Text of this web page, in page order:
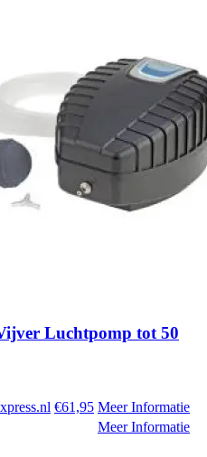
Luchtpomp tot 50
€61,95 Meer Informatie
Meer Informatie